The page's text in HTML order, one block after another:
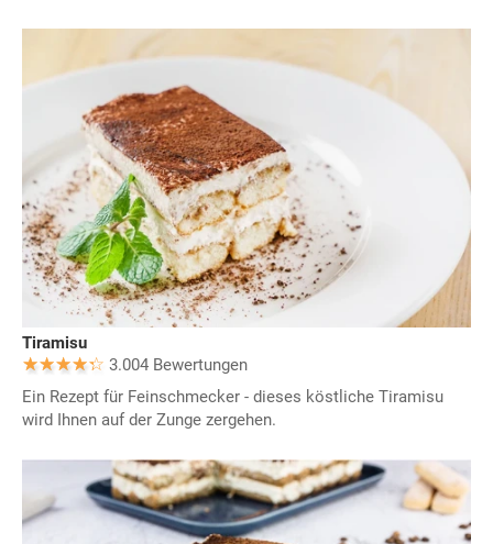
Tiramisu
3.004 Bewertungen
Ein Rezept für Feinschmecker - dieses köstliche Tiramisu
wird Ihnen auf der Zunge zergehen.